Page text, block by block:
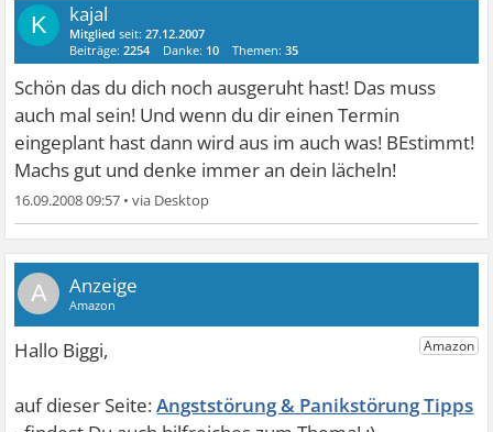
K kajal
Mitglied seit:27.12.2007
Beiträge:2254 Danke: 10 Themen:35
Schön das du dich noch ausgeruht hast! Das muss
auch mal sein! Und wenn du dir einen Termin
eingeplant hast dann wird aus im auch was! BEstimmt!
Machs gut und denke immer an dein lächeln!
16.09.2008 09:57 •
A
Angststörung & Panikstörung Tipps